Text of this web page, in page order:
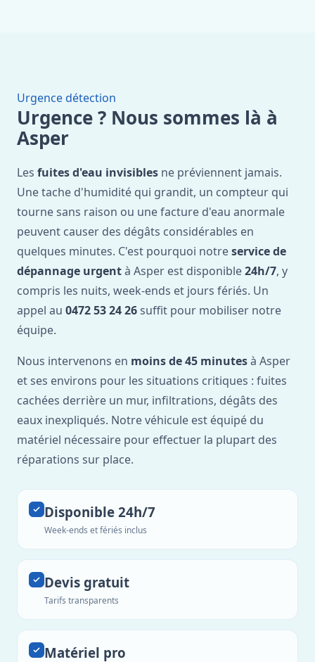
Urgence détection
Urgence ? Nous sommes là à
Asper
Les fuites d'eau invisibles ne préviennent jamais.
Une tache d'humidité qui grandit, un compteur qui
tourne sans raison ou une facture d'eau anormale
peuvent causer des dégâts considérables en
quelques minutes. C'est pourquoi notreservice de
dépannage urgentà Asper est disponible24h/7, y
compris les nuits, week-ends et jours fériés. Un
appel au 0472 53 24 26 suffit pour mobiliser notre
équipe.
Nous intervenons en moins de 45 minutesà Asper
et ses environs pour les situations critiques : fuites
cachées derrière un mur, infiltrations, dégâts des
eaux inexpliqués. Notre véhicule est équipé du
matériel nécessaire pour effectuer la plupart des
réparations sur place.
Disponible 24h/7
Week-ends et fériés inclus
Devis gratuit
Tarifs transparents
Matériel pro